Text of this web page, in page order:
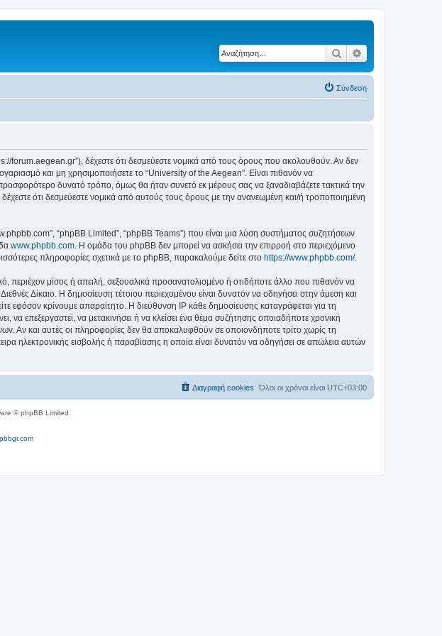
Αναζήτηση
Σύνδεση
forum.aegean.gr”), δέχεστε ότι δεσμεύεστε νομικά από τους όρους που ακολουθούν. Αν δεν
και μη χρησιμοποιήσετε το “University of the Aegean”. Είναι πιθανόν να
δυνατό τρόπο, όμως θα ήταν συνετό εκ μέρους σας να ξαναδιαβάζετε τακτικά την
ότι δεσμεύεστε νομικά από αυτούς τους όρους με την ανανεωμένη και/ή τροποποιημένη
“phpBB Limited”, “phpBB Teams”) που είναι μια λύση συστήματος συζητήσεων
www.phpbb.com. Η ομάδα του phpBB δεν μπορεί να ασκήσει την επιρροή στο περιεχόμενο
πληροφορίες σχετικά με το phpBB, παρακαλούμε δείτε στο https://www.phpbb.com/.
περιέχον μίσος ή απειλή, σεξουαλικά προσανατολισμένο ή οτιδήποτε άλλο που πιθανόν να
Δίκαιο. Η δημοσίευση τέτοιου περιεχομένου είναι δυνατόν να οδηγήσει στην άμεση και
κρίνουμε απαραίτητο. Η διεύθυνση IP κάθε δημοσίευσης καταγράφεται για τη
επεξεργαστεί, να μετακινήσει ή να κλείσει ένα θέμα συζήτησης οποιαδήποτε χρονική
Αν και αυτές οι πληροφορίες δεν θα αποκαλυφθούν σε οποιονδήποτε τρίτο χωρίς τη
ηλεκτρονικής εισβολής ή παραβίασης η οποία είναι δυνατόν να οδηγήσει σε απώλεια αυτών
Όλοι οι χρόνοι είναι UTC+03:00
Διαγραφή cookies
© phpBB Limited